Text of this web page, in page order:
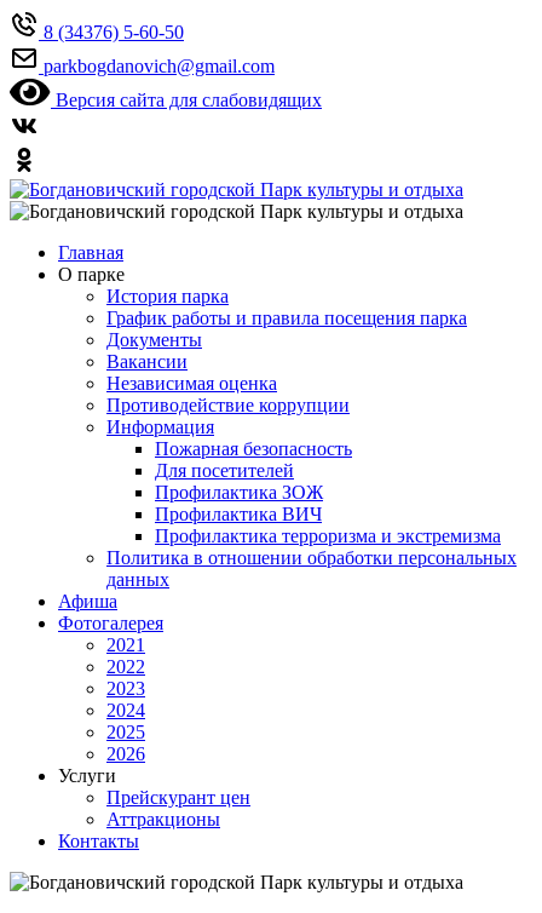
8 (34376) 5-60-50
parkbogdanovich@gmail.com
Версия сайта для слабовидящих
Главная
О парке
История парка
График работы и правила посещения парка
Документы
Вакансии
Независимая оценка
Противодействие коррупции
Информация
Пожарная безопасность
Для посетителей
Профилактика ЗОЖ
Профилактика ВИЧ
Профилактика терроризма и экстремизма
Политика в отношении обработки персональных
данных
Афиша
Фотогалерея
2021
2022
2023
2024
2025
2026
Услуги
Прейскурант цен
Аттракционы
Контакты